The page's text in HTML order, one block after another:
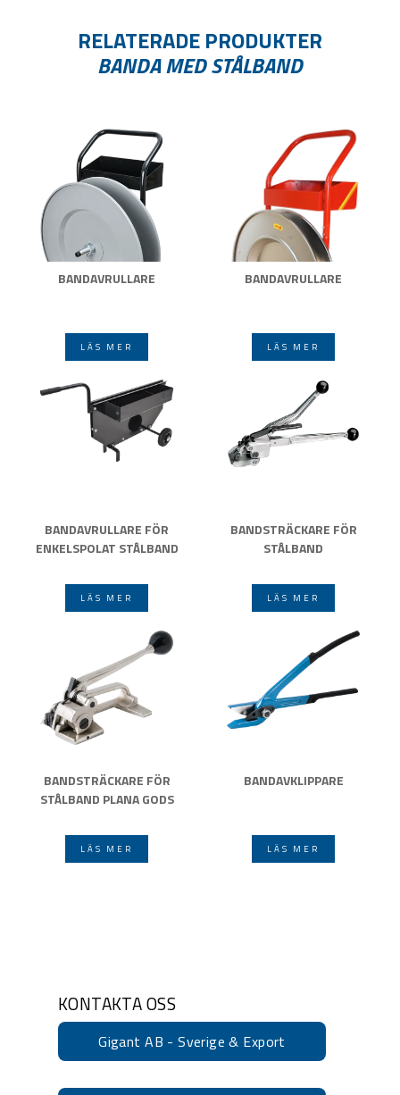
RELATERADE PRODUKTER
BANDA MED STÅLBAND
BANDAVRULLARE
LÄS MER
BANDAVRULLARE
LÄS MER
BANDAVRULLARE FÖR
ENKELSPOLAT STÅLBAND
LÄS MER
BANDSTRÄCKARE FÖR
STÅLBAND
LÄS MER
BANDSTRÄCKARE FÖR
STÅLBAND PLANA GODS
LÄS MER
BANDAVKLIPPARE
LÄS MER
KONTAKTA OSS
Gigant AB - Sverige & Export